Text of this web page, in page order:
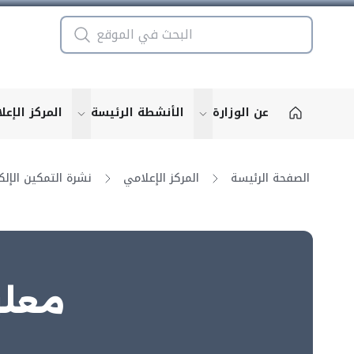
عن الوزارة show submenu for "More"
الأنشطة الرئيسة for "More"
المركز
الصفحة الرئيسة المركز الإعلامي